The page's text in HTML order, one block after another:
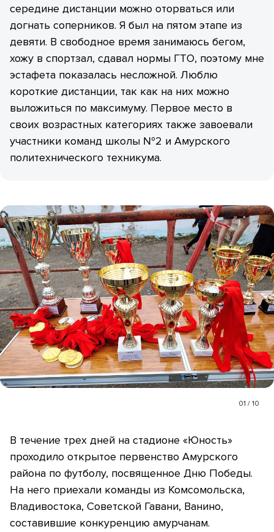
середине дистанции можно оторваться или
догнать соперников. Я был на пятом этапе из
девяти. В свободное время занимаюсь бегом,
хожу в спортзал, сдавал нормы ГТО, поэтому мне
эстафета показалась несложной. Люблю
короткие дистанции, так как на них можно
выложиться по максимуму. Первое место в
своих возрастных категориях также завоевали
участники команд школы №2 и Амурского
политехнического техникума.
01 / 10
В течение трех дней на стадионе «Юность»
проходило открытое первенство Амурского
района по футболу, посвященное Дню Победы.
На него приехали команды из Комсомольска,
Владивостока, Советской Гавани, Ванино,
составившие конкуренцию амурчанам.